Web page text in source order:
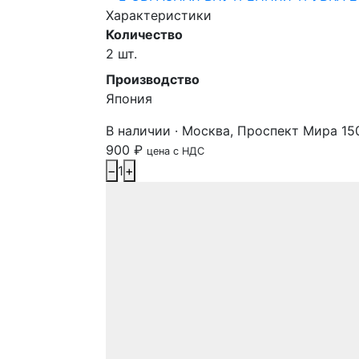
Характеристики
Количество
2 шт.
Производство
Япония
В наличии · Москва, Проспект Мира
900 ₽ цена с НДС
− 1 +